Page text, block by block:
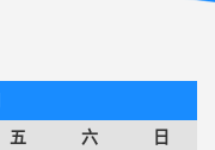
五 六 日